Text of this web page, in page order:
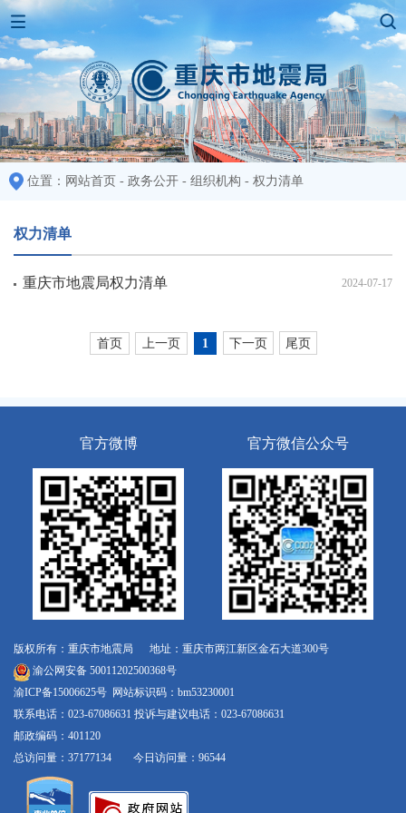
位置： 网站首页 - 政务公开 - 组织机构 - 权力清单
权力清单
重庆市地震局权力清单 2024-07-17
首页 上一页 1 下一页 尾页
官方微博 官方微信公众号
版权所有：重庆市地震局 地址：重庆市两江新区金石大道300号
渝公网安备 50011202500368号
渝ICP备15006625号 网站标识码：bm53230001
联系电话：023-67086631 投诉与建议电话：023-67086631
邮政编码：401120
总访问量：37177134 今日访问量：96544